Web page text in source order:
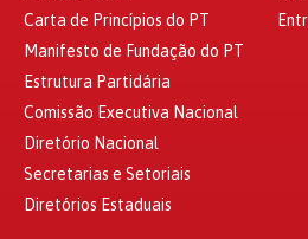
Carta de Princípios do PT
Manifesto de Fundação do PT
Estrutura Partidária
Comissão Executiva Nacional
Diretório Nacional
Secretarias e Setoriais
Diretórios Estaduais